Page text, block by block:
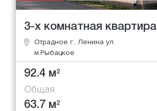
3-х комнатная квартира
Отрадное г., Ленина ул.
м.Рыбацкое
92.4 м2
Общая
63.7 м2